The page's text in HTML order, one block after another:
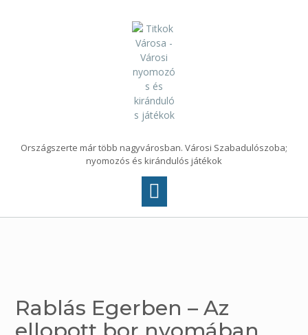
Országszerte már több nagyvárosban. Városi Szabadulószoba;
nyomozós és kirándulós játékok
Rablás Egerben – Az